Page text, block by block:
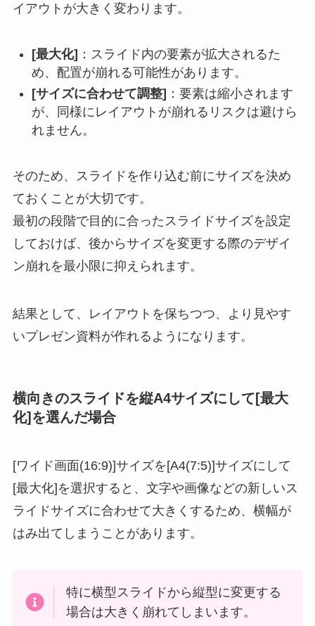
イアウトが大きく変わります。
[最大化] ：スライド内の要素が拡大されるた
め、配置が崩れる可能性があります。
[サイズに合わせて調整] ：要素は縮小されます
が、同様にレイアウトが崩れるリスクは避けら
れません。
そのため、スライドを作り込む前にサイズを決め
ておくことが大切です。
最初の段階で目的に合ったスライドサイズを設定
しておけば、後からサイズを変更する際のデザイ
ン崩れを最小限に抑えられます。
結果として、レイアウトを保ちつつ、より見やす
いプレゼン資料が作れるようになります。
横向きのスライドを縦A4サイズにして[最大
化]を選んだ場合
[ワイド画面(16:9)]サイズを[A4(7:5)]サイズにして
[最大化]を選択すると、文字や画像などの新しいス
ライドサイズに合わせて大きくするため、横幅が
はみ出てしまうことがあります。
特に横型スライドから縦型に変更する
場合は大きく崩れてしまいます。